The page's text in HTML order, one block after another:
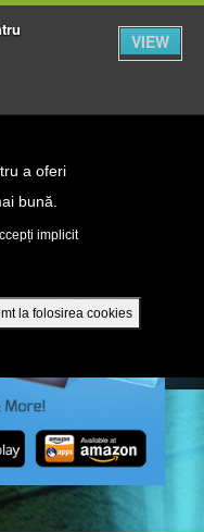
VIEW
a oferi
bună.
implicit
la folosirea cookies